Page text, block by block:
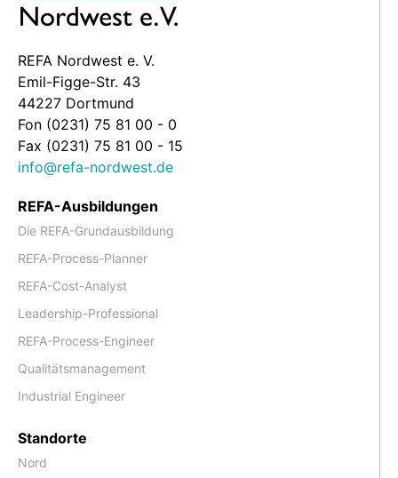
REFA Nordwest e. V.
Emil-Figge-Str. 43
44227 Dortmund
Fon (0231) 75 81 00 - 0
Fax (0231) 75 81 00 - 15
info@refa-nordwest.de
REFA-Ausbildungen
Die REFA-Grundausbildung
REFA-Process-Planner
REFA-Cost-Analyst
Leadership-Professional
REFA-Process-Engineer
Qualitätsmanagement
Industrial Engineer
Standorte
Nord